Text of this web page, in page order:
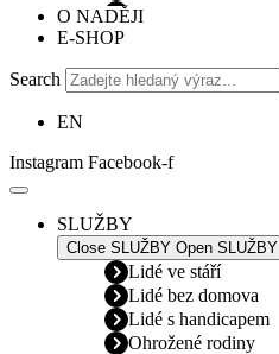
O NADĚJI
E-SHOP
Search
EN
Instagram Facebook-f
SLUŽBY
Close SLUŽBY Open SLUŽBY
Lidé ve stáří
Lidé bez domova
Lidé s handicapem
Ohrožené rodiny